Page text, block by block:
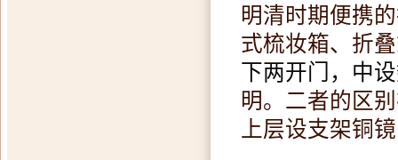
明清时期便携
式梳妆箱、折
下两开门，中
明。二者的区
上层设支架铜